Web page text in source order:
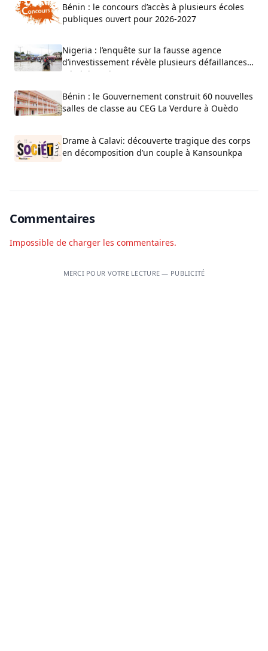
Bénin : le concours d’accès à plusieurs écoles
publiques ouvert pour 2026-2027
Nigeria : l’enquête sur la fausse agence
d’investissement révèle plusieurs défaillances
administratives
Bénin : le Gouvernement construit 60 nouvelles
salles de classe au CEG La Verdure à Ouèdo
Drame à Calavi: découverte tragique des corps
en décomposition d’un couple à Kansounkpa
Commentaires
Impossible de charger les commentaires.
MERCI POUR VOTRE LECTURE — PUBLICITÉ